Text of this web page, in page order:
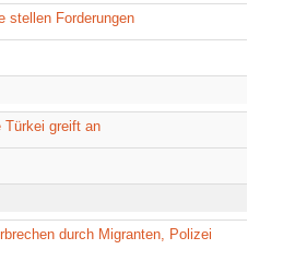
stellen Forderungen
Türkei greift an
durch Migranten, Polizei